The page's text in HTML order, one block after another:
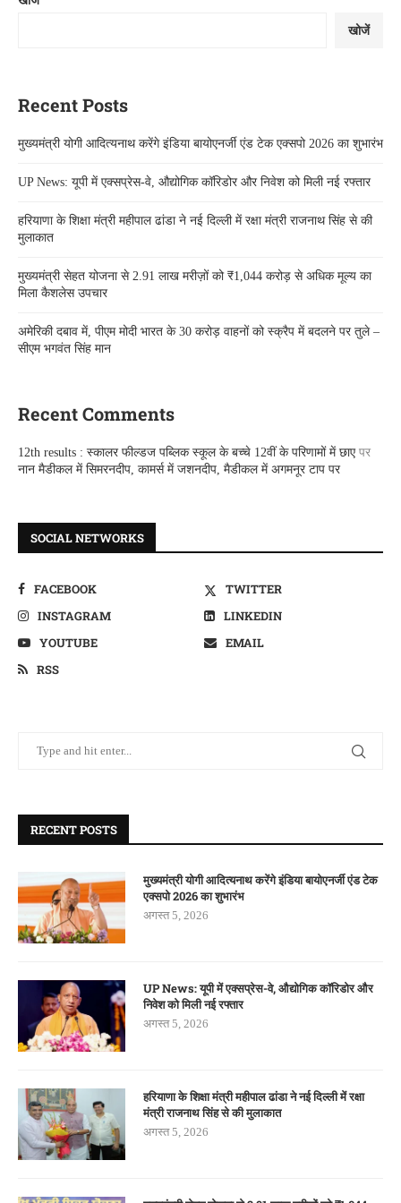
खोजें
Recent Posts
मुख्यमंत्री योगी आदित्यनाथ करेंगे इंडिया बायोएनर्जी एंड टेक एक्सपो 2026 का शुभारंभ
UP News: यूपी में एक्सप्रेस-वे, औद्योगिक कॉरिडोर और निवेश को मिली नई रफ्तार
हरियाणा के शिक्षा मंत्री महीपाल ढांडा ने नई दिल्ली में रक्षा मंत्री राजनाथ सिंह से की
मुलाकात
मुख्यमंत्री सेहत योजना से 2.91 लाख मरीज़ों को ₹1,044 करोड़ से अधिक मूल्य का
मिला कैशलेस उपचार
अमेरिकी दबाव में, पीएम मोदी भारत के 30 करोड़ वाहनों को स्क्रैप में बदलने पर तुले –
सीएम भगवंत सिंह मान
Recent Comments
12th results : स्कालर फील्डज पब्लिक स्कूल के बच्चे 12वीं के परिणामों में छाएपर
नान मैडीकल में सिमरनदीप, कामर्स में जशनदीप, मैडीकल में अगमनूर टाप पर
SOCIAL NETWORKS
FACEBOOK
TWITTER
INSTAGRAM
LINKEDIN
YOUTUBE
EMAIL
RSS
RECENT POSTS
मुख्यमंत्री योगी आदित्यनाथ करेंगे इंडिया बायोएनर्जी एंड टेक
एक्सपो 2026 का शुभारंभ
अगस्त 5, 2026
UP News: यूपी में एक्सप्रेस-वे, औद्योगिक कॉरिडोर और
निवेश को मिली नई रफ्तार
अगस्त 5, 2026
हरियाणा के शिक्षा मंत्री महीपाल ढांडा ने नई दिल्ली में रक्षा
मंत्री राजनाथ सिंह से की मुलाकात
अगस्त 5, 2026